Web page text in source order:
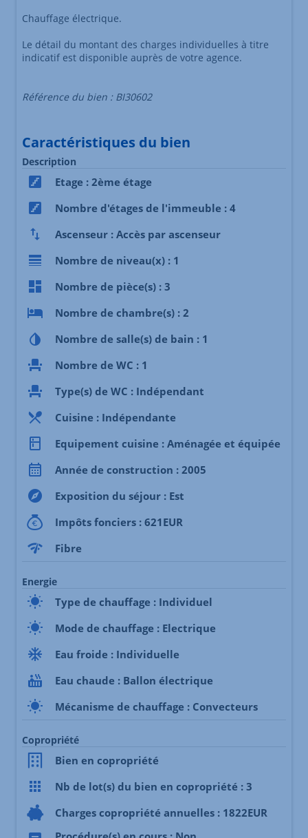
Chauffage électrique.
Le détail du montant des charges individuelles à titre
indicatif est disponible auprès de votre agence.
Référence du bien : BI30602
Caractéristiques du bien
Description
Etage : 2ème étage
Nombre d'étages de l'immeuble : 4
Ascenseur : Accès par ascenseur
Nombre de niveau(x) : 1
Nombre de pièce(s) : 3
Nombre de chambre(s) : 2
Nombre de salle(s) de bain : 1
Nombre de WC : 1
Type(s) de WC : Indépendant
Cuisine : Indépendante
Equipement cuisine : Aménagée et équipée
Année de construction : 2005
Exposition du séjour : Est
Impôts fonciers : 621EUR
Fibre
Energie
Type de chauffage : Individuel
Mode de chauffage : Electrique
Eau froide : Individuelle
Eau chaude : Ballon électrique
Mécanisme de chauffage : Convecteurs
Copropriété
Bien en copropriété
Nb de lot(s) du bien en copropriété : 3
Charges copropriété annuelles : 1822EUR